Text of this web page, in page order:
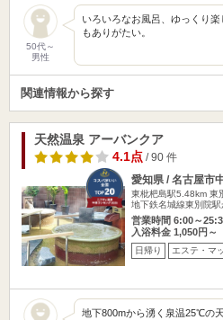
50代～
男性
いろいろなお風呂、ゆっくり
もありがたい。
関連情報から探す
天然温泉 アーバンクア
4.1点/ 90 件
愛知県 / 名古屋市
東枇杷島駅5.48km 東
地下鉄名城線東別院
営業時間 6:00～
入浴料金 1,050円～
日帰り エステ・マ
地下800mから湧く泉温25℃の